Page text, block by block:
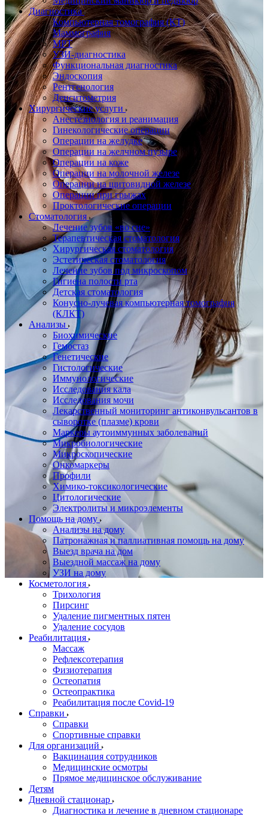
Диагностика
Компьютерная томография (КТ)
Маммография
МРТ
УЗИ-диагностика
Функциональная диагностика
Эндоскопия
Рентгенология
Денситометрия
Хирургические услуги
Анестезиология и реанимация
Гинекологические операции
Операции на желудке
Операции на желчном пузыре
Операции на коже
Операции на молочной железе
Операции на щитовидной железе
Операции при грыжах
Проктологические операции
Стоматология
Лечение зубов «во сне»
Терапевтическая стоматология
Хирургическая стоматология
Эстетическая стоматология
Лечение зубов под микроскопом
Гигиена полости рта
Детская стоматология
Конусно-лучевая компьютерная томография
(КЛКТ)
Анализы
Биохимические
Гемостаз
Генетические
Гистологические
Иммунологические
Исследования кала
Исследования мочи
Лекарственный мониторинг антиконвульсантов в
сыворотке (плазме) крови
Маркеры аутоиммунных заболеваний
Микробиологические
Микроскопические
Онкомаркеры
Профили
Химико-токсикологические
Цитологические
Электролиты и микроэлементы
Помощь на дому
Анализы на дому
Патронажная и паллиативная помощь на дому
Выезд врача на дом
Выездной массаж на дому
УЗИ на дому
Косметология
Трихология
Пирсинг
Удаление пигментных пятен
Удаление сосудов
Реабилитация
Массаж
Рефлексотерапия
Физиотерапия
Остеопатия
Остеопрактика
Реабилитация после Covid-19
Справки
Справки
Спортивные справки
Для организаций
Вакцинация сотрудников
Медицинские осмотры
Прямое медицинское обслуживание
Детям
Дневной стационар
Диагностика и лечение в дневном стационаре